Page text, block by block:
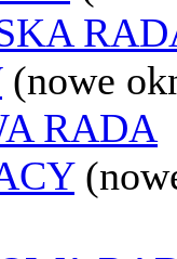
(nowe
RADA